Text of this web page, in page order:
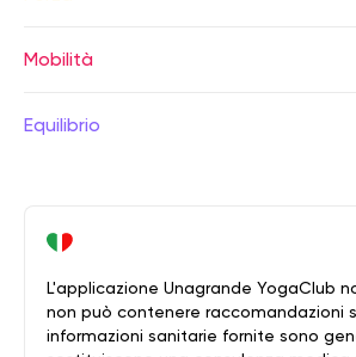
Mobilità
Equilibrio
L'applicazione Unagrande YogaClub
non può contenere raccomandazioni
informazioni sanitarie fornite sono